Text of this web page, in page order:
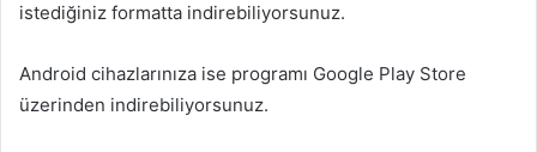
istediğiniz formatta indirebiliyorsunuz.
Android cihazlarınıza ise programı Google Play Store
üzerinden indirebiliyorsunuz.